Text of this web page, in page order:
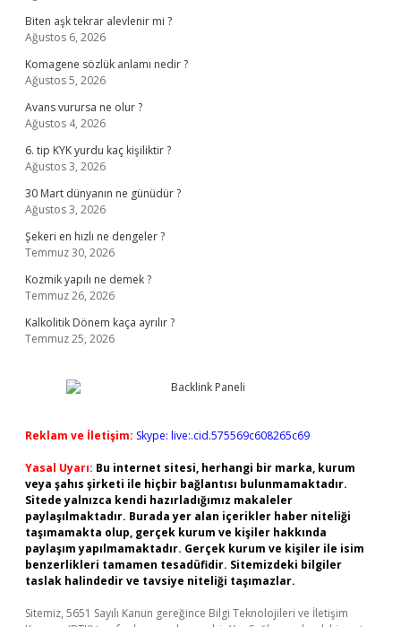
Biten aşk tekrar alevlenir mi ?
Ağustos 6, 2026
Komagene sözlük anlamı nedir ?
Ağustos 5, 2026
Avans vurursa ne olur ?
Ağustos 4, 2026
6. tip KYK yurdu kaç kişiliktir ?
Ağustos 3, 2026
30 Mart dünyanın ne günüdür ?
Ağustos 3, 2026
Şekeri en hızlı ne dengeler ?
Temmuz 30, 2026
Kozmik yapılı ne demek ?
Temmuz 26, 2026
Kalkolitik Dönem kaça ayrılır ?
Temmuz 25, 2026
Reklam ve İletişim: Skype: live:.cid.575569c608265c69
Yasal Uyarı: Bu internet sitesi, herhangi bir marka, kurum
veya şahıs şirketi ile hiçbir bağlantısı bulunmamaktadır.
Sitede yalnızca kendi hazırladığımız makaleler
paylaşılmaktadır. Burada yer alan içerikler haber niteliği
taşımamakta olup, gerçek kurum ve kişiler hakkında
paylaşım yapılmamaktadır. Gerçek kurum ve kişiler ile isim
benzerlikleri tamamen tesadüfidir. Sitemizdeki bilgiler
taslak halindedir ve tavsiye niteliği taşımazlar.
Sitemiz, 5651 Sayılı Kanun gereğince Bilgi Teknolojileri ve İletişim